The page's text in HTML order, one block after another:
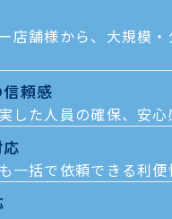
舗様から、大規模・
頼感
た人員の確保、安心
括で依頼できる利便